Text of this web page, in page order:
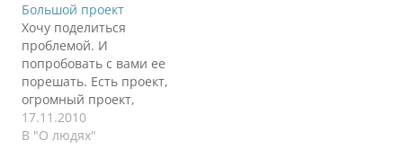
красивые планы,
ресурсы, сроки,
бюджеты. Много денег,
времени, людей.
Отлично. Можно сроки
сократить, чтобы
начальство похвалило и
в резюме написать,…
Большой проект
Хочу поделиться
проблемой. И
попробовать с вами ее
порешать. Есть проект,
огромный проект,
множество
подразделений
17.11.2010
В "О людях"